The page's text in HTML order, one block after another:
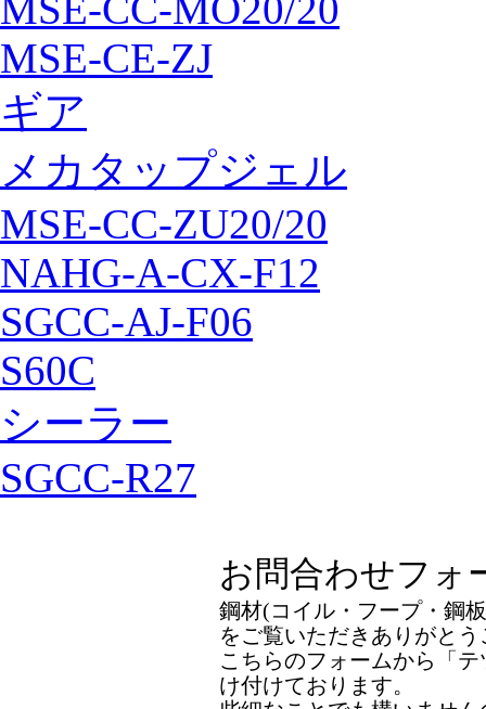
MSE-CE-ZJ
ギア
メカタップジェル
MSE-CC-ZU20/20
NAHG-A-CX-F12
SGCC-AJ-F06
S60C
シーラー
SGCC-R27